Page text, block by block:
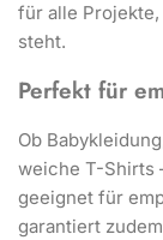
für alle
steht.
Perfekt für
Ob
weiche T-Shirts
geeignet für
garantiert